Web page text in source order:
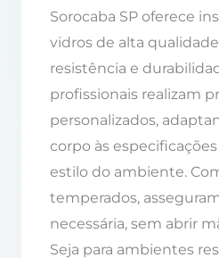
Sorocaba SP oferece
vidros de alta
resistência e
profissionais realizam
personalizados,
corpo às
estilo do ambiente.
temperados,
necessária, sem abrir
Seja para ambientes